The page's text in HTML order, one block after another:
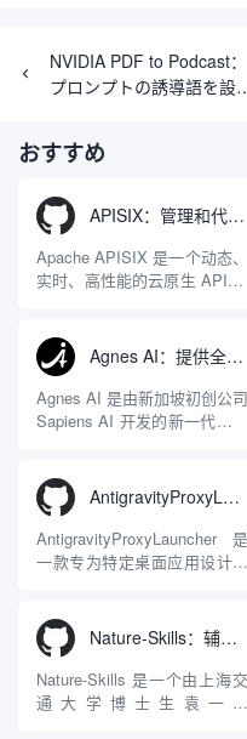
NVIDIA PDF to Podcast：
プロンプトの誘導語を設
に変換するAIツール
おすすめ
APISIX：管理和代理API及大模型流量的高性能网关
Apache APISIX 是一个动态、
实时、高性能的云原生 API 网
LuaJIT 构建，并在 2019 年作
为顶级开源项目捐赠给
Apache 软件基金会。APISIX
彻底摒...
Agnes AI：提供全模态模型免费API、支持图文视频生成与复杂工程执行的智能体平台
Agnes AI 是由新加坡初创公司
Sapiens AI 开发的新一代多模
限制，提供集文本、图像、视
频生成于一体的“全模态”大模
型能力。平台的核心产品矩阵
包括主打自动化工作流的
AntigravityProxyLauncher：免TUN全局代理使用Antigravity IDE
AntigravityProxyLauncher 是
一款专为特定桌面应用设计的
Windows 平台。当用户使用桌
面版 Gemini 客户端或
Antigravity IDE ...
Nature-Skills：辅助撰写学术论文和绘制科研图表的智能体插件
Nature-Skills 是一个由上海交
通大学博士生袁一哲